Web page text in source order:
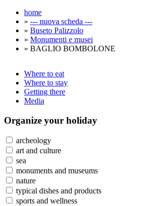
home
» --- nuova scheda ---
» Buseto Palizzolo
» Monumenti e musei
» BAGLIO BOMBOLONE
Where to eat
Where to stay
Getting there
Media
Organize your holiday
archeology
art and culture
sea
monuments and museums
nature
typical dishes and products
sports and wellness